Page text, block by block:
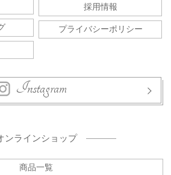
採用情報
プライバシーポリシー
Instagram
ンラインショップ
商品一覧